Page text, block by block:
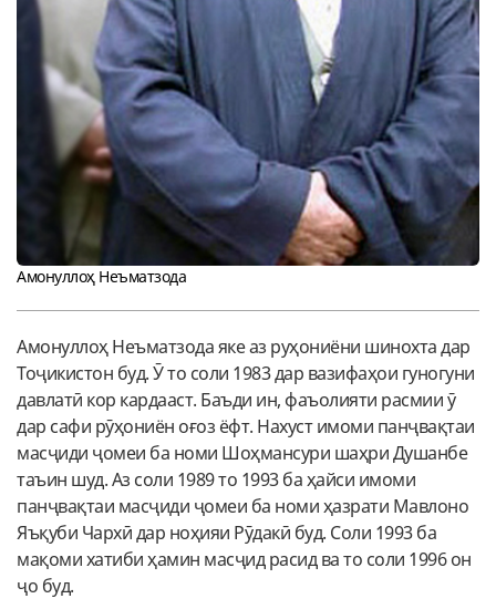
Амонуллоҳ Неъматзода
Амонуллоҳ Неъматзода яке аз руҳониёни шинохта дар
Тоҷикистон буд. Ӯ то соли 1983 дар вазифаҳои гуногуни
давлатӣ кор кардааст. Баъди ин, фаъолияти расмии ӯ
дар сафи рӯҳониён оғоз ёфт. Нахуст имоми панҷвақтаи
масҷиди ҷомеи ба номи Шоҳмансури шаҳри Душанбе
таъин шуд. Аз соли 1989 то 1993 ба ҳайси имоми
панҷвақтаи масҷиди ҷомеи ба номи ҳазрати Мавлоно
Яъқуби Чархӣ дар ноҳияи Рӯдакӣ буд. Соли 1993 ба
мақоми хатиби ҳамин масҷид расид ва то соли 1996 он
ҷо буд.